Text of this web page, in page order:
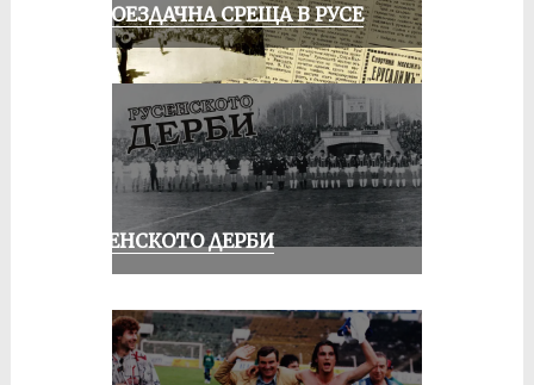
КОЛОЕЗДАЧНА СРЕЩА В РУСЕ
РУСЕНСКОТО ДЕРБИ